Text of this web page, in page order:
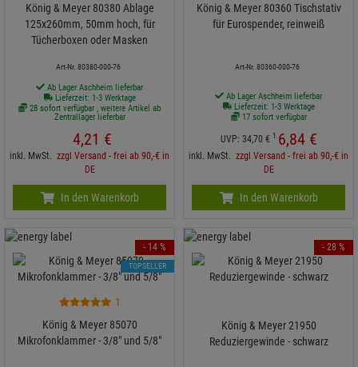
König & Meyer 80380 Ablage
125x260mm, 50mm hoch, für
Tücherboxen oder Masken
Art-Nr. 80380-000-76
Ab Lager Aschheim lieferbar
Lieferzeit: 1-3 Werktage
28 sofort verfügbar , weitere Artikel ab
Zentrallager lieferbar
4,21 €
inkl. MwSt. zzgl Versand - frei ab 90,-€ in
DE
In den Warenkorb
König & Meyer 80360 Tischstativ
für Eurospender, reinweiß
Art-Nr. 80360-000-76
Ab Lager Aschheim lieferbar
Lieferzeit: 1-3 Werktage
17 sofort verfügbar
UVP: 34,70 € 1 6,84 €
inkl. MwSt. zzgl Versand - frei ab 90,-€ in
DE
In den Warenkorb
1
König & Meyer 85070
Mikrofonklammer - 3/8" und 5/8"
- 14 %
TOPSELLER
König & Meyer 21950
Reduziergewinde - schwarz
- 28 %